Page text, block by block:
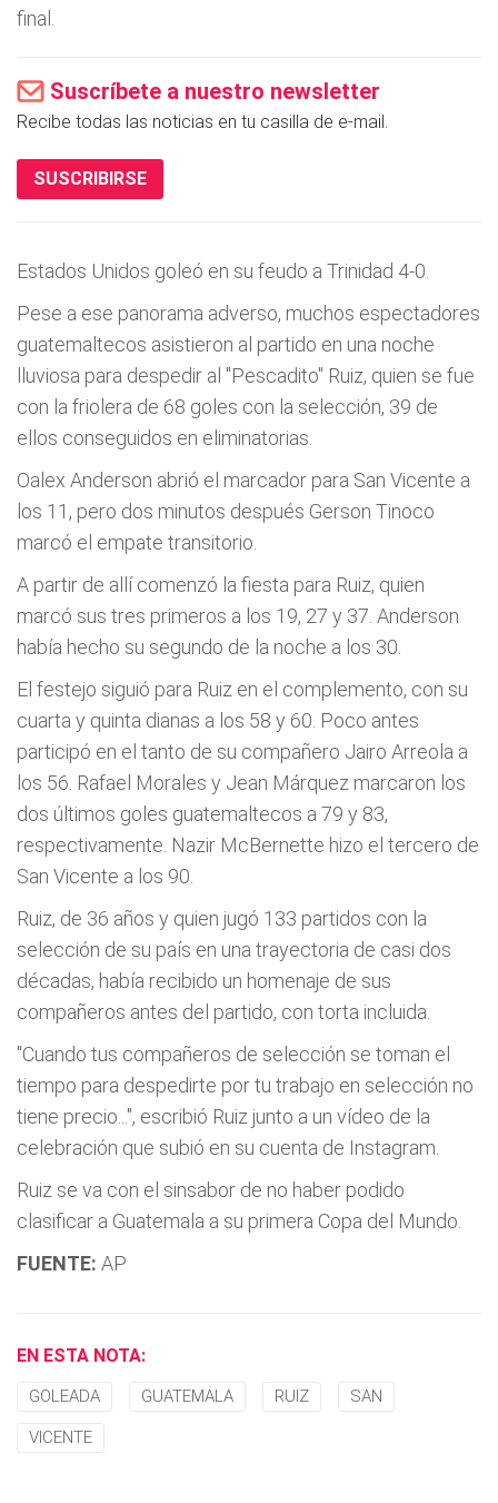
final.
Suscríbete a nuestro newsletter
Recibe todas las noticias en tu casilla de e-mail.
SUSCRIBIRSE
Estados Unidos goleó en su feudo a Trinidad 4-0.
Pese a ese panorama adverso, muchos espectadores
guatemaltecos asistieron al partido en una noche
lluviosa para despedir al "Pescadito" Ruiz, quien se fue
con la friolera de 68 goles con la selección, 39 de
ellos conseguidos en eliminatorias.
Oalex Anderson abrió el marcador para San Vicente a
los 11, pero dos minutos después Gerson Tinoco
marcó el empate transitorio.
A partir de allí comenzó la fiesta para Ruiz, quien
marcó sus tres primeros a los 19, 27 y 37. Anderson
había hecho su segundo de la noche a los 30.
El festejo siguió para Ruiz en el complemento, con su
cuarta y quinta dianas a los 58 y 60. Poco antes
participó en el tanto de su compañero Jairo Arreola a
los 56. Rafael Morales y Jean Márquez marcaron los
dos últimos goles guatemaltecos a 79 y 83,
respectivamente. Nazir McBernette hizo el tercero de
San Vicente a los 90.
Ruiz, de 36 años y quien jugó 133 partidos con la
selección de su país en una trayectoria de casi dos
décadas, había recibido un homenaje de sus
compañeros antes del partido, con torta incluida.
"Cuando tus compañeros de selección se toman el
tiempo para despedirte por tu trabajo en selección no
tiene precio...", escribió Ruiz junto a un vídeo de la
celebración que subió en su cuenta de Instagram.
Ruiz se va con el sinsabor de no haber podido
clasificar a Guatemala a su primera Copa del Mundo.
FUENTE: AP
EN ESTA NOTA:
GOLEADA GUATEMALA RUIZ SAN
VICENTE